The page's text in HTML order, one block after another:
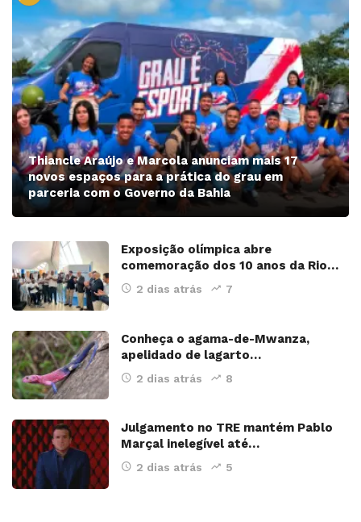
Thiancle Araújo e Marcola anunciam mais 17
novos espaços para a prática do grau em
parceria com o Governo da Bahia
Exposição olímpica abre
comemoração dos 10 anos da Rio…
2 dias atrás 7
Conheça o agama-de-Mwanza,
apelidado de lagarto…
2 dias atrás 8
Julgamento no TRE mantém Pablo
Marçal inelegível até…
2 dias atrás 5